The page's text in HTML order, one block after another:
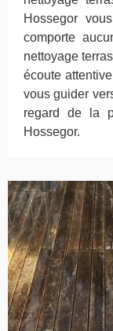
Hossegor
comporte
nettoyage
écoute
vous guider
regard de la
Hossegor.